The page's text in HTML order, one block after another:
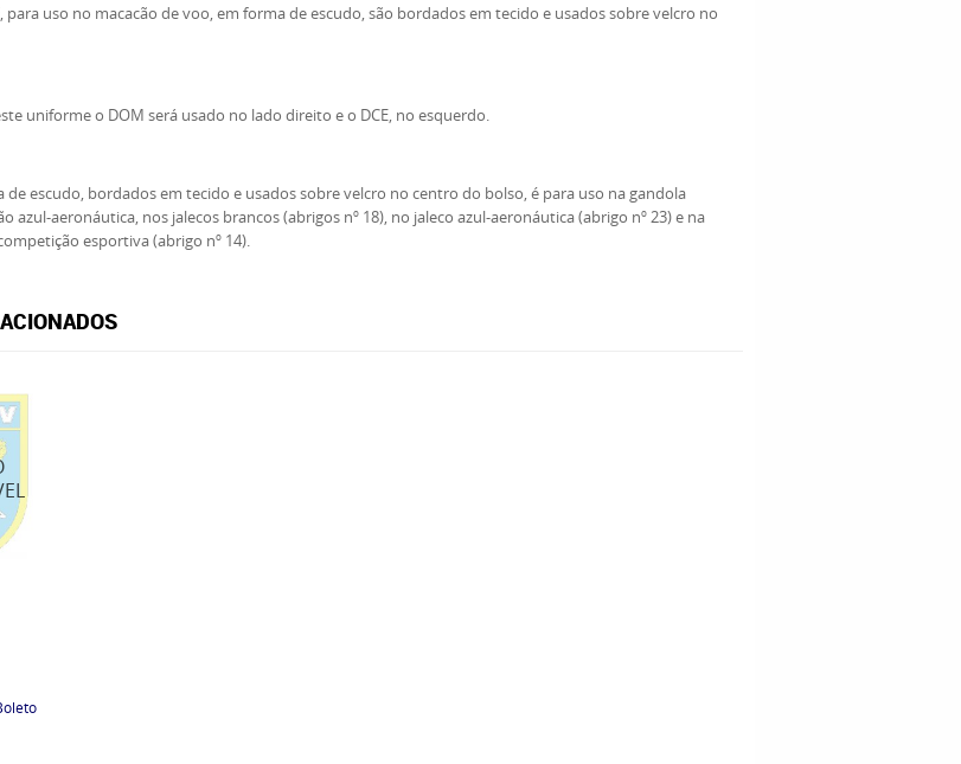
para uso no macacão de voo, em forma de escudo, são bordados em tecido e usados sobre velcro no
uniforme o DOM será usado no lado direito e o DCE, no esquerdo.
de escudo, bordados em tecido e usados sobre velcro no centro do bolso, é para uso na gandola
azul-aeronáutica, nos jalecos brancos (abrigos nº 18), no jaleco azul-aeronáutica (abrigo nº 23) e na
esportiva (abrigo nº 14).